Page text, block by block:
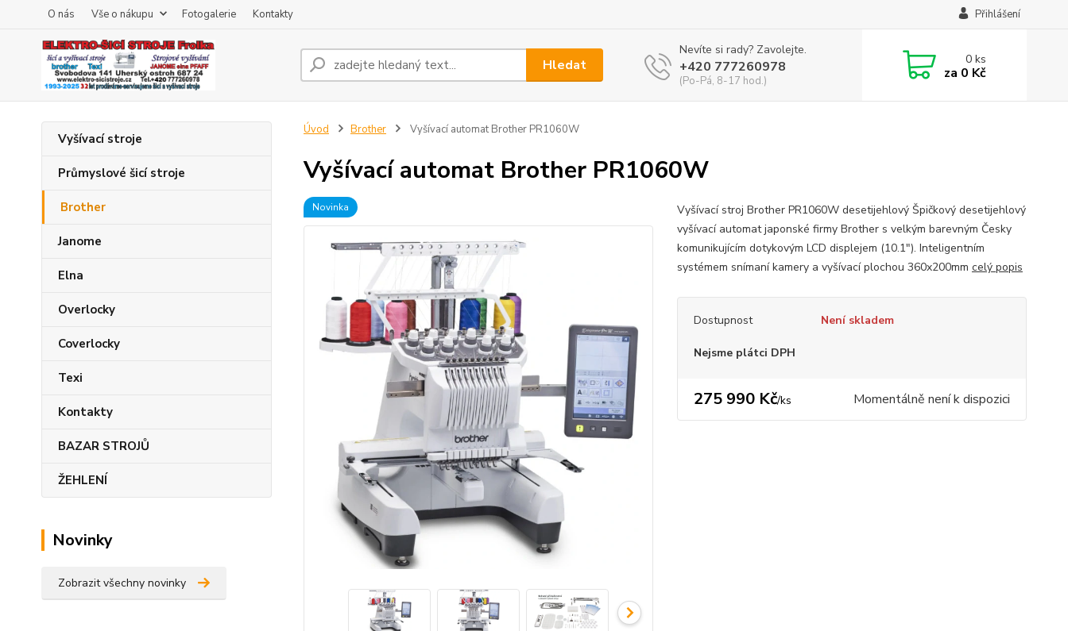
O nás Vše o nákupu Fotogalerie Kontakty Přihlášení
Hledat
Nevíte si rady? Zavolejte.
+420 777260978
(Po-Pá, 8-17 hod.)
0ks
za 0 Kč
Vyšívací stroje
Průmyslové šicí stroje
Brother
Janome
Elna
Overlocky
Coverlocky
Texi
Kontakty
BAZAR STROJŮ
ŽEHLENÍ
Novinky
Zobrazit všechny novinky
Úvod Brother Vyšívací automat Brother PR1060W
Vyšívací automat Brother PR1060W
Novinka
Vyšívací stroj Brother PR1060W desetijehlový Špičkový desetijehlový
vyšívací automat japonské firmy Brother s velkým barevným Česky
komunikujícím dotykovým LCD displejem (10.1"). Inteligentním
systémem snímaní kamery a vyšívací plochou 360x200mm celý popis
Dostupnost Není skladem
Nejsme plátci DPH
275 990 Kč/ks Momentálně není k dispozici